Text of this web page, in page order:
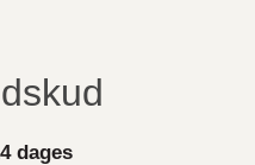
dages